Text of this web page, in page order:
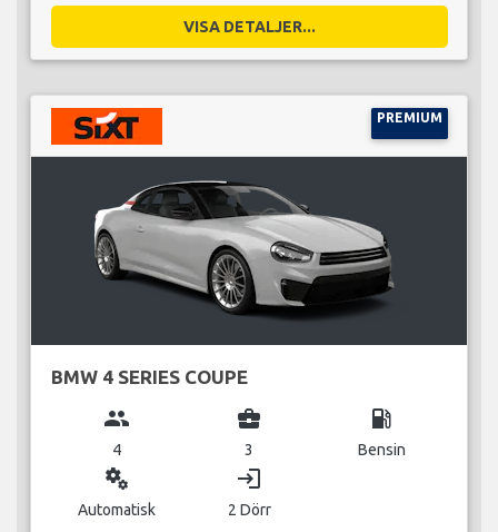
VISA DETALJER...
PREMIUM
BMW 4 SERIES COUPE
group
4
business_center
3
local_gas_station
Bensin
miscellaneous_services
Automatisk
login
2 Dörr